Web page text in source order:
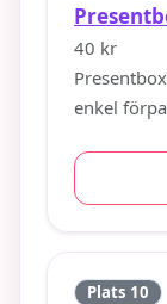
40 kr
enkel
Plats 10